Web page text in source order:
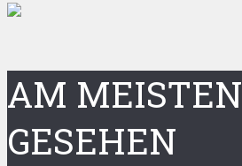
AM MEISTEN
GESEHEN